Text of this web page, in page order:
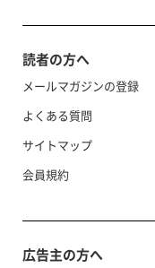
読者の方へ
メールマガジンの登録
よくある質問
サイトマップ
会員規約
広告主の方へ